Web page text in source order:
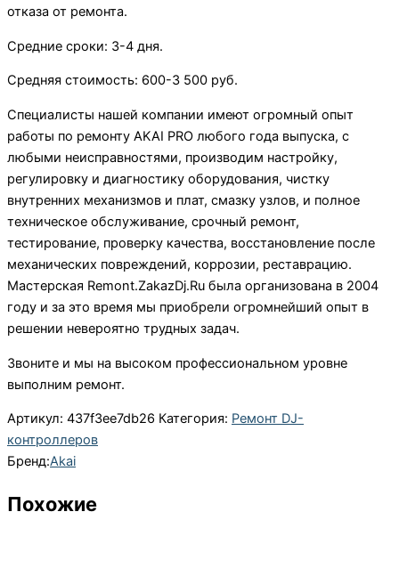
отказа от ремонта.
Средние сроки: 3-4 дня.
Средняя стоимость: 600-3 500 руб.
Специалисты нашей компании имеют огромный опыт
работы по ремонту AKAI PRO любого года выпуска, с
любыми неисправностями, производим настройку,
регулировку и диагностику оборудования, чистку
внутренних механизмов и плат, смазку узлов, и полное
техническое обслуживание, срочный ремонт,
тестирование, проверку качества, восстановление после
механических повреждений, коррозии, реставрацию.
Мастерская Remont.ZakazDj.Ru была организована в 2004
году и за это время мы приобрели огромнейший опыт в
решении невероятно трудных задач.
Звоните и мы на высоком профессиональном уровне
выполним ремонт.
Артикул: 437f3ee7db26 Категория: Ремонт DJ-
контроллеров
Бренд:Akai
Похожие